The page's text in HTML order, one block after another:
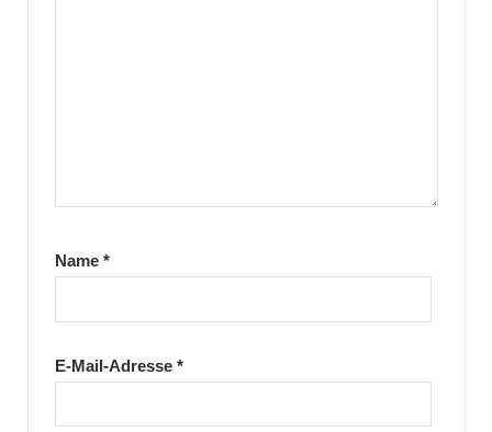
Name *
E-Mail-Adresse *